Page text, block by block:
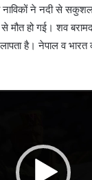
नाविकों ने नदी से
मौत हो गई। शव
है। नेपाल व भारत